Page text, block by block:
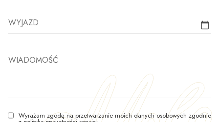
WYJAZD
WIADOMOŚĆ
Wyrażam zgodę na przetwarzanie moich danych osobowych zgodnie